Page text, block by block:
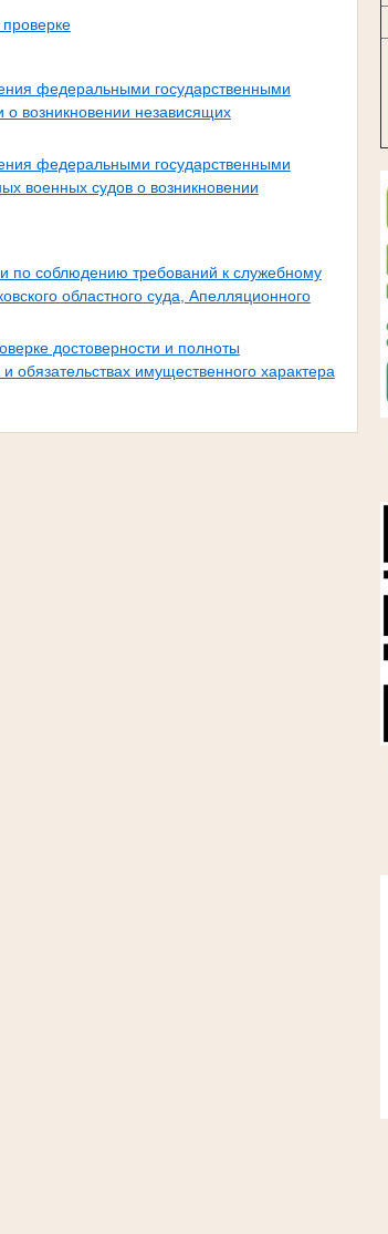
федеральными государственными
возникновении независящих
федеральными государственными
военных судов о возникновении
по соблюдению требований к служебному
областного суда, Апелляционного
достоверности и полноты
имущественного характера